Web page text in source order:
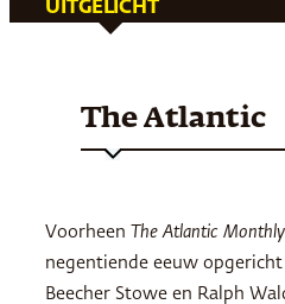
UITGELICHT
The Atlantic
Voorheen The Atlantic Monthly
negentiende eeuw
Beecher Stowe en Ralph